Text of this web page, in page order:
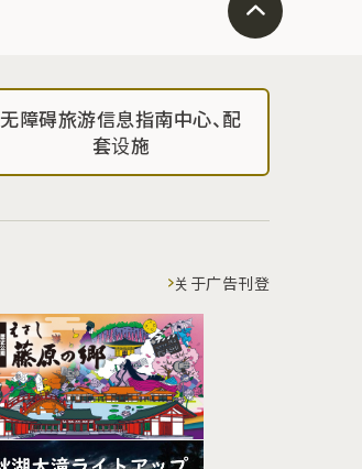
无障碍旅游信息指南中心、配
套设施
关于广告刊登